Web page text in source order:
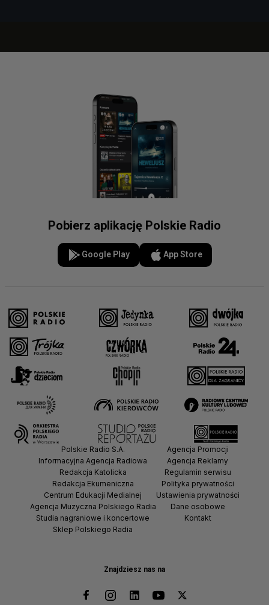
Pobierz aplikację Polskie Radio
Google Play App Store
Znajdziesz nas na
Polskie Radio S.A.
Informacyjna Agencja Radiowa
Redakcja Katolicka
Redakcja Ekumeniczna
Centrum Edukacji Medialnej
Agencja Muzyczna Polskiego Radia
Studia nagraniowe i koncertowe
Sklep Polskiego Radia
Agencja Promocji
Agencja Reklamy
Regulamin serwisu
Polityka prywatności
Ustawienia prywatności
Dane osobowe
Kontakt